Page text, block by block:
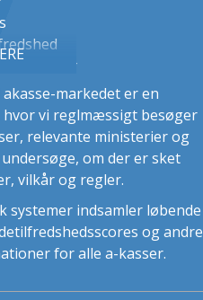
lønsikring
fagforening
markedet er en
hvor vi reglmæssigt besøger
relevante ministerier og
om der er sket
vilkår og regler.
systemer indsamler løbende
og andre
for alle a-kasser.